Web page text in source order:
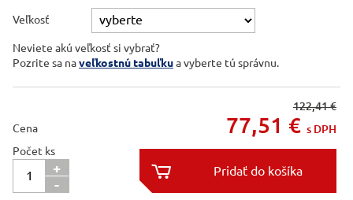
Veľkosť
Neviete akú veľkosť si vybrať?
Pozrite sa naveľkostnú tabuľkua vyberte tú správnu.
Cena
122,41 €
77,51 € s DPH
Počet ks
+
-

